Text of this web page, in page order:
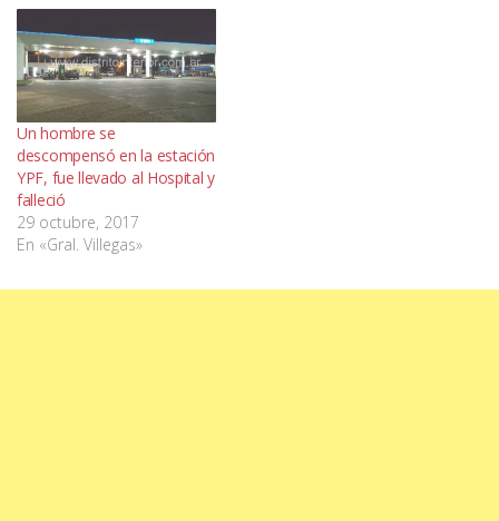
Un hombre se
descompensó en la estación
YPF, fue llevado al Hospital y
falleció
29 octubre, 2017
En «Gral. Villegas»